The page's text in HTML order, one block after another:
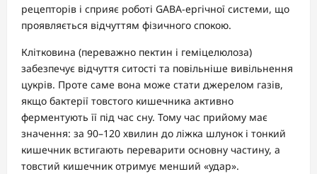
рецепторів і сприяє роботі GABA-ергічної системи, що
проявляється відчуттям фізичного спокою.
Клітковина (переважно пектин і геміцелюлоза)
забезпечує відчуття ситості та повільніше вивільнення
цукрів. Проте саме вона може стати джерелом газів,
якщо бактерії товстого кишечника активно
ферментують її під час сну. Тому час прийому має
значення: за 90–120 хвилин до ліжка шлунок і тонкий
кишечник встигають переварити основну частину, а
товстий кишечник отримує менший «удар».